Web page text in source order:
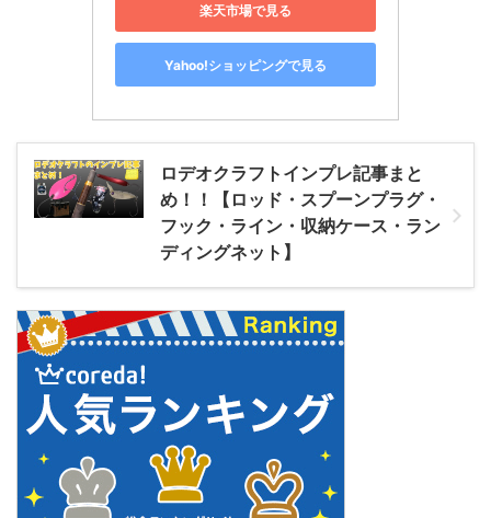
楽天市場で見る
Yahoo!ショッピングで見る
ロデオクラフトインプレ記事まと
め！！【ロッド・スプーンプラグ・
フック・ライン・収納ケース・ラン
ディングネット】